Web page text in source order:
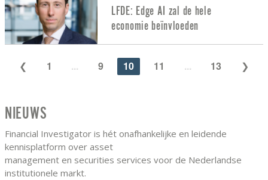
LFDE: Edge AI zal de hele
economie beïnvloeden
1 ... 9 10 11 ... 13
NIEUWS
Financial Investigator is hét onafhankelijke en leidende
kennisplatform over asset
management en securities services voor de Nederlandse
institutionele markt.